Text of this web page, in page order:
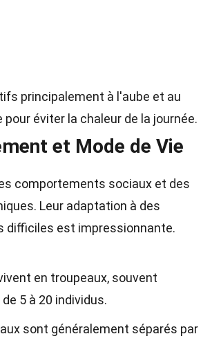
principalement à l'aube et au
pour éviter la chaleur de la journée.
et Mode de Vie
comportements sociaux et des
Leur adaptation à des
difficiles est impressionnante.
en troupeaux, souvent
5 à 20 individus.
sont généralement séparés par